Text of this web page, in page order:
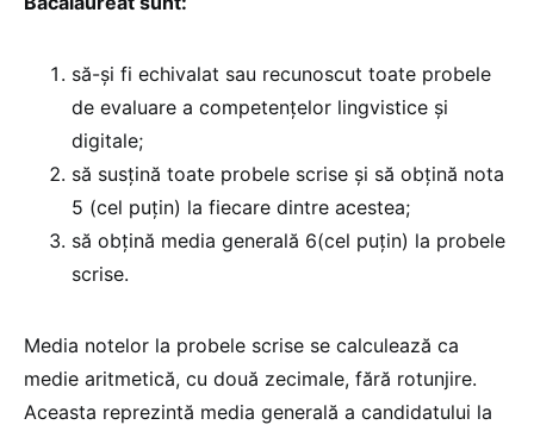
să-și fi echivalat sau recunoscut toate probele
de evaluare a competenţelor lingvistice şi
digitale;
să susţină toate probele scrise şi să obțină nota
5 (cel puțin) la fiecare dintre acestea;
să obţină media generală 6(cel puţin) la probele
scrise.
Media notelor la probele scrise se calculează ca
medie aritmetică, cu două zecimale, fără rotunjire.
Aceasta reprezintă media generală a candidatului la